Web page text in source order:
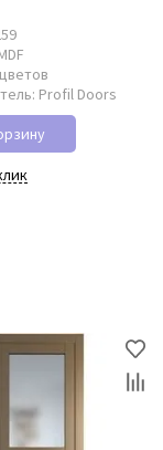
Profil Doors